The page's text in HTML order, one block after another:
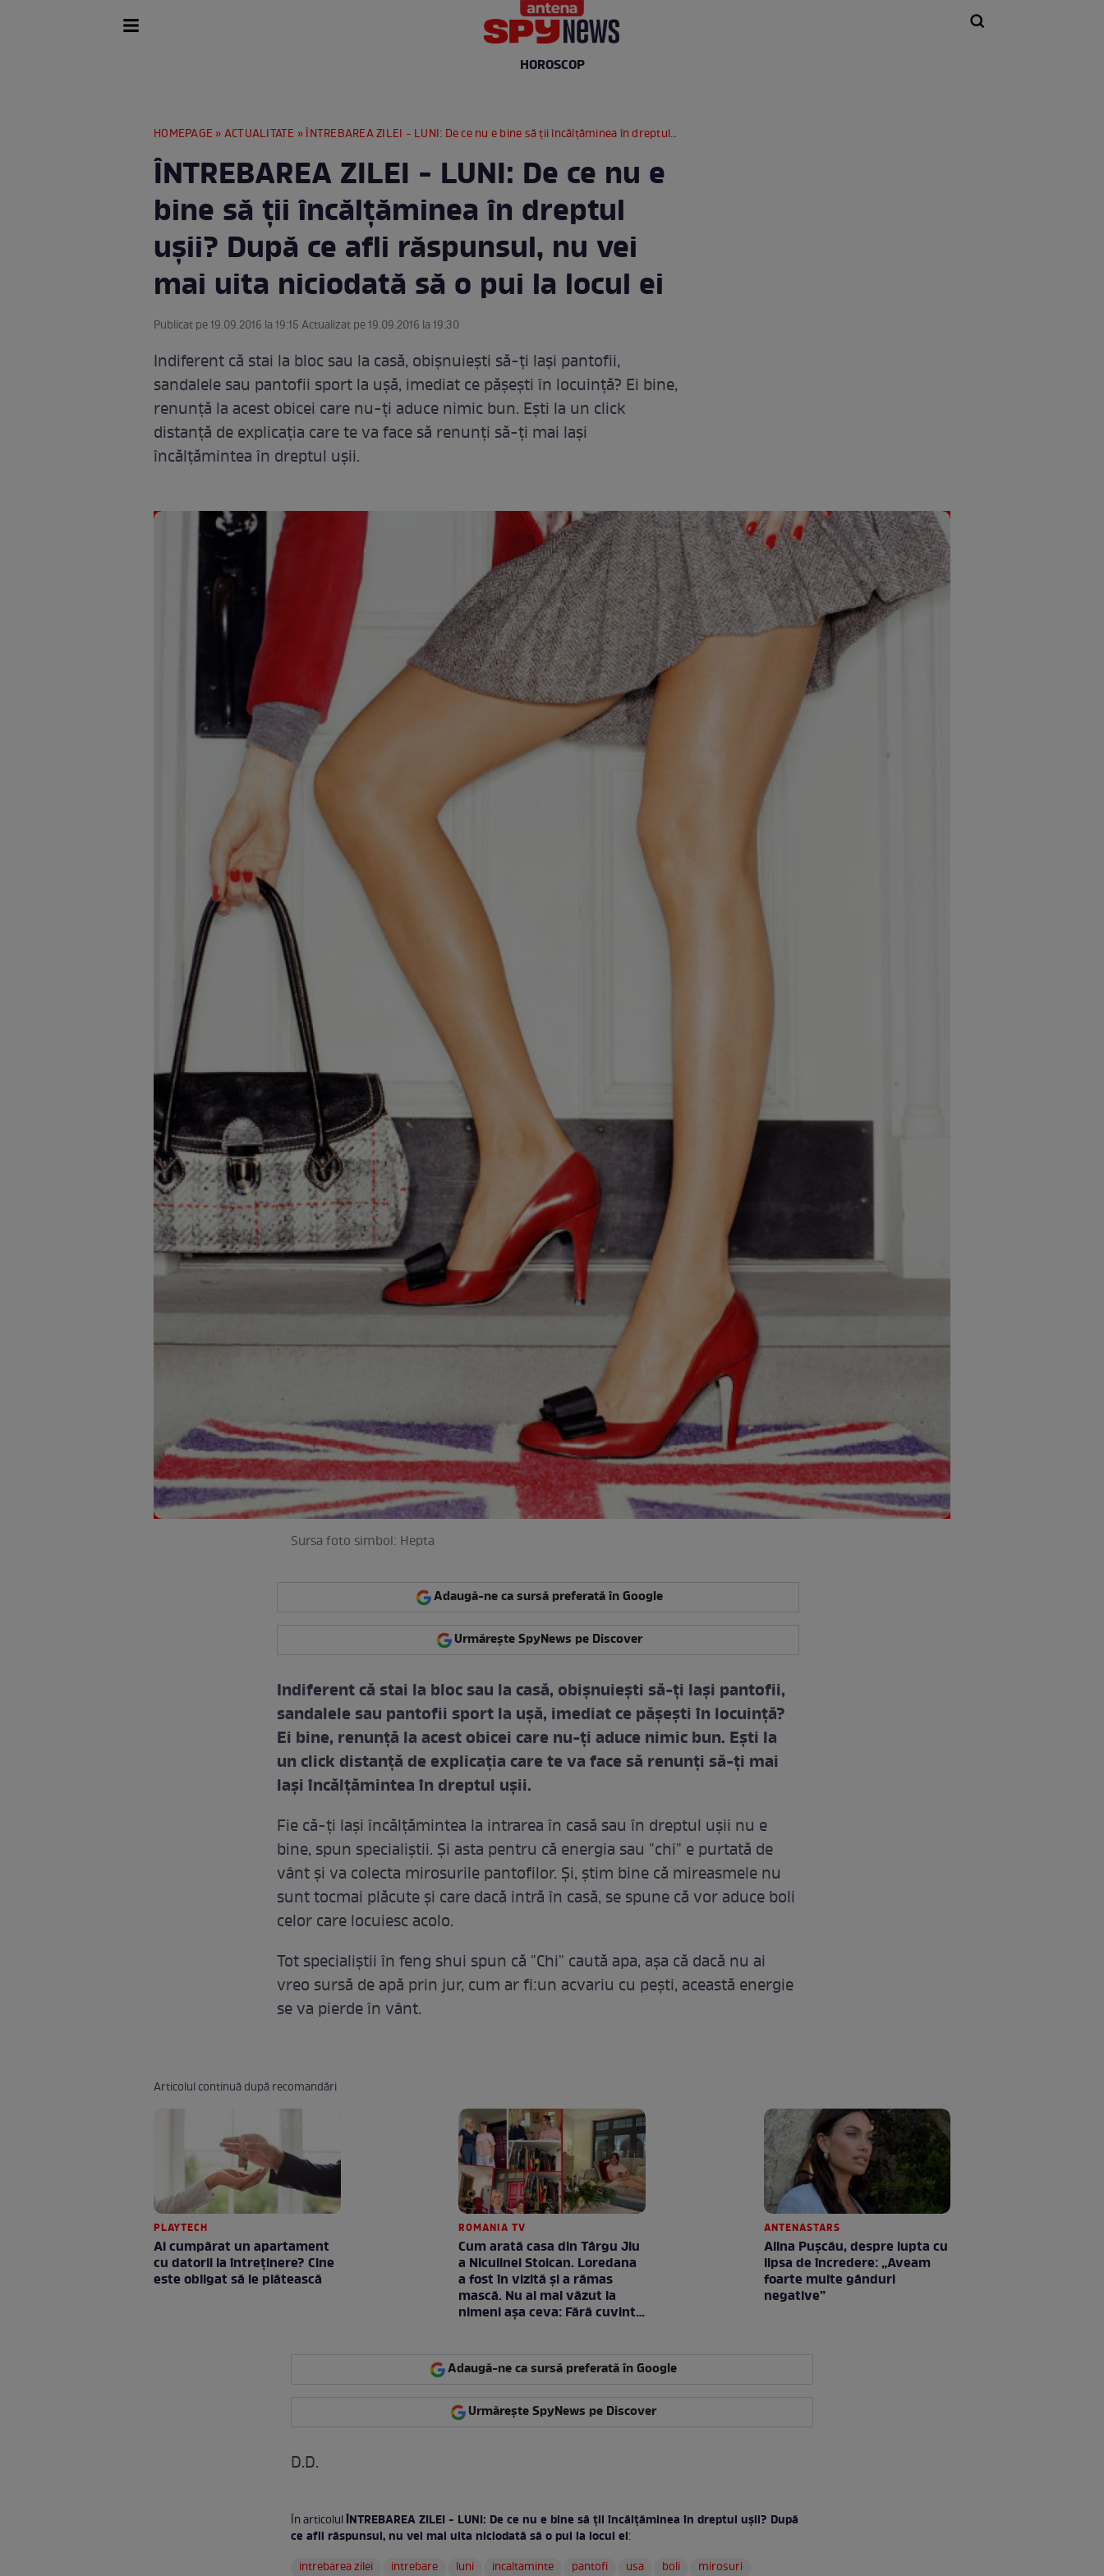
HOROSCOP
HOMEPAGE »ACTUALITATE » ÎNTREBAREA ZILEI - LUNI: De ce nu e bine să ţii încălţăminea în dreptul uşii? După ce afli răspunsul, nu vei mai uita niciodată să o pui la locul ei
ÎNTREBAREA ZILEI - LUNI: De ce nu e
bine să ţii încălţăminea în dreptul
uşii? După ce afli răspunsul, nu vei
mai uita niciodată să o pui la locul ei
Publicat pe 19.09.2016 la 19:15 Actualizat pe 19.09.2016 la 19:30
Indiferent că stai la bloc sau la casă, obişnuieşti să-ţi laşi pantofii,
sandalele sau pantofii sport la uşă, imediat ce păşeşti în locuinţă? Ei bine,
renunţă la acest obicei care nu-ţi aduce nimic bun. Eşti la un click
distanţă de explicaţia care te va face să renunţi să-ţi mai laşi
încălţămintea în dreptul uşii.
Sursa foto simbol: Hepta
Adaugă-ne ca sursă preferată în Google
Urmărește SpyNews pe Discover
Indiferent că stai la bloc sau la casă, obişnuieşti să-ţi laşi pantofii,
sandalele sau pantofii sport la uşă, imediat ce păşeşti în locuinţă?
Ei bine, renunţă la acest obicei care nu-ţi aduce nimic bun. Eşti la
un click distanţă de explicaţia care te va face să renunţi să-ţi mai
laşi încălţămintea în dreptul uşii.
Fie că-ţi laşi încălţămintea la intrarea în casă sau în dreptul uşii nu e
bine, spun specialiştii. Şi asta pentru că energia sau "chi" e purtată de
vânt şi va colecta mirosurile pantofilor. Şi, ştim bine că mireasmele nu
sunt tocmai plăcute şi care dacă intră în casă, se spune că vor aduce boli
celor care locuiesc acolo.
Tot specialiştii în feng shui spun că "Chi" caută apa, aşa că dacă nu ai
vreo sursă de apă prin jur, cum ar fi:un acvariu cu peşti, această energie
se va pierde în vânt.
Articolul continuă după recomandări
PLAYTECH
Ai cumpărat un apartament
cu datorii la întreținere? Cine
este obligat să le plătească
ROMANIA TV
Cum arată casa din Târgu Jiu
a Niculinei Stoican. Loredana
a fost în vizită și a rămas
mască. Nu ai mai văzut la
nimeni așa ceva: Fără cuvinte
ANTENASTARS
Alina Pușcău, despre lupta cu
lipsa de încredere: „Aveam
foarte multe gânduri
negative”
Adaugă-ne ca sursă preferată în Google
Urmărește SpyNews pe Discover
D.D.
În articolulÎNTREBAREA ZILEI - LUNI: De ce nu e bine să ţii încălţăminea în dreptul uşii? După
ce afli răspunsul, nu vei mai uita niciodată să o pui la locul ei:
intrebarea zilei
intrebare luni incaltaminte pantofi usa boli mirosuri